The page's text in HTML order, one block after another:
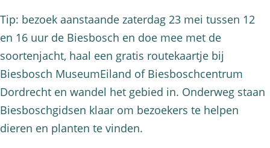
Tip: bezoek aanstaande zaterdag 23 mei tussen 12
en 16 uur de Biesbosch en doe mee met de
soortenjacht, haal een gratis routekaartje bij
Biesbosch MuseumEiland of Biesboschcentrum
Dordrecht en wandel het gebied in. Onderweg staan
Biesboschgidsen klaar om bezoekers te helpen
dieren en planten te vinden.